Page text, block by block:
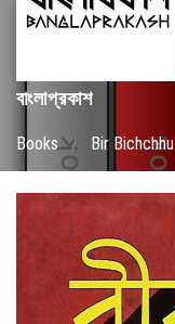
বাংলাপ্রকাশ
Books / Bir Bichchhu